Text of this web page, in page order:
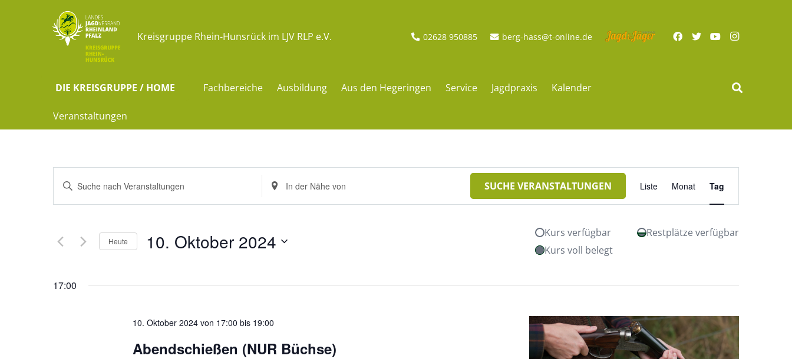
Kreisgruppe Rhein-Hunsrück im LJV RLP e.V. 02628 950885 berg-hass@t-online.de
DIE KREISGRUPPE / HOME Fachbereiche Ausbildung Aus den Hegeringen Service Jagdpraxis Kalender
Veranstaltungen
Veranstaltungen
Suche
und
Ansichten,
Navigation
Bitte
Suche
Schlüsselwort.
Standort
eingeben.
nach
SUCHE VERANSTALTUNGEN
Veranstaltung
Ansichten-
Navigation
Liste Monat Tag
Heute 10. Oktober 2024 Kurs verfügbar
Restplätze verfügbar
Kurs voll belegt
17:00
10. Oktober 2024 von 17:00 bis 19:00
Abendschießen (NUR Büchse)